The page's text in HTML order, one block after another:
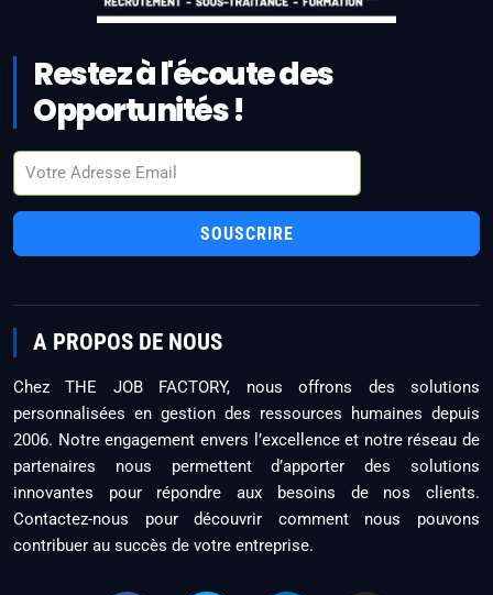
Restez à l'écoute des
Opportunités !
SOUSCRIRE
A PROPOS DE NOUS
Chez THE JOB FACTORY, nous offrons des solutions
personnalisées en gestion des ressources humaines depuis
2006. Notre engagement envers l’excellence et notre réseau de
partenaires nous permettent d’apporter des solutions
innovantes pour répondre aux besoins de nos clients.
Contactez-nous pour découvrir comment nous pouvons
contribuer au succès de votre entreprise.